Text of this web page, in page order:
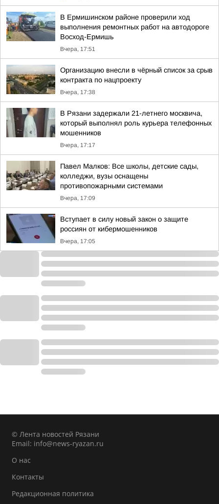
В Ермишинском районе проверили ход
выполнения ремонтных работ на автодороге
Восход-Ермишь
Вчера, 17:51
Организацию внесли в чёрный список за срыв
контракта по нацпроекту
Вчера, 17:38
В Рязани задержали 21-летнего москвича,
который выполнял роль курьера телефонных
мошенников
Вчера, 17:17
Павел Малков: Все школы, детские сады,
колледжи, вузы оснащены
противопожарными системами
Вчера, 17:09
Вступает в силу новый закон о защите
россиян от кибермошенников
Вчера, 17:05
© Лента новостей Рязани
Email: info@news-ryazan.ru
О нас
Контакты
Редакционная политика